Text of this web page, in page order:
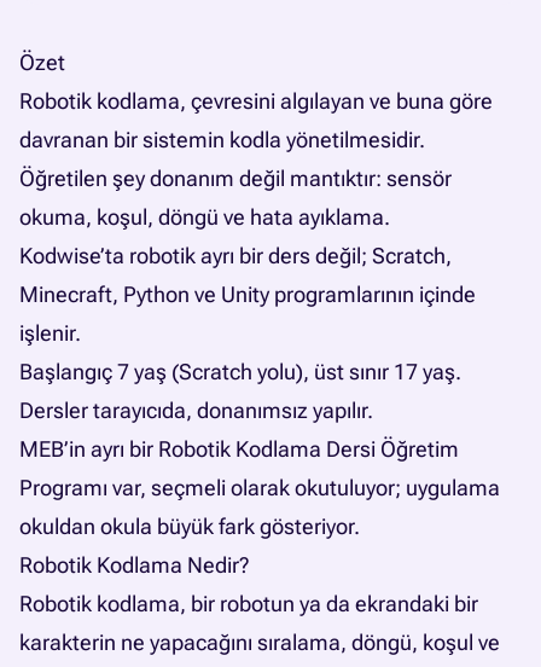
Özet
Robotik kodlama, çevresini algılayan ve buna göre
davranan bir sistemin kodla yönetilmesidir.
Öğretilen şey donanım değil mantıktır: sensör
okuma, koşul, döngü ve hata ayıklama.
Kodwise’ta robotik ayrı bir ders değil; Scratch,
Minecraft, Python ve Unity programlarının içinde
işlenir.
Başlangıç 7 yaş (Scratch yolu), üst sınır 17 yaş.
Dersler tarayıcıda, donanımsız yapılır.
MEB’in ayrı bir Robotik Kodlama Dersi Öğretim
Programı var, seçmeli olarak okutuluyor; uygulama
okuldan okula büyük fark gösteriyor.
Robotik Kodlama Nedir?
Robotik kodlama, bir robotun ya da ekrandaki bir
karakterin ne yapacağını sıralama, döngü, koşul ve